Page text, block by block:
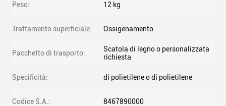
Peso: 12 kg
Trattamento superficiale: Ossigenamento
Pacchetto di trasporto:
Scatola di legno o personalizzata
richiesta
Specificità: di polietilene o di polietilene
Codice S.A.: 8467890000